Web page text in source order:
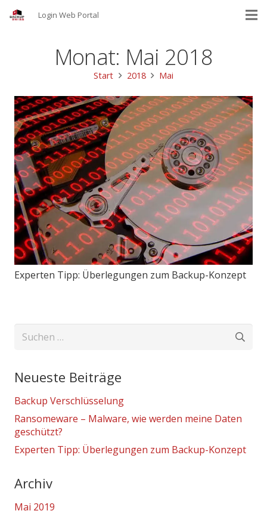
Login Web Portal
Monat: Mai 2018
Start 2018 Mai
Experten Tipp: Überlegungen zum Backup-Konzept
Suchen
Neueste Beiträge
Backup Verschlüsselung
Ransomeware – Malware, wie werden meine Daten
geschützt?
Experten Tipp: Überlegungen zum Backup-Konzept
Archiv
Mai 2019